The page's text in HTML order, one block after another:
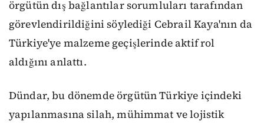
örgütün dış bağlantılar sorumluları tarafından
görevlendirildiğini söylediği Cebrail Kaya'nın da
Türkiye'ye malzeme geçişlerinde aktif rol
aldığını anlattı.
Dündar, bu dönemde örgütün Türkiye içindeki
yapılanmasına silah, mühimmat ve lojistik